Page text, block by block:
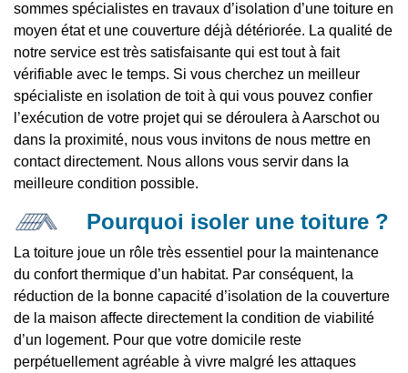
sommes spécialistes en travaux d’isolation d’une toiture en
moyen état et une couverture déjà détériorée. La qualité de
notre service est très satisfaisante qui est tout à fait
vérifiable avec le temps. Si vous cherchez un meilleur
spécialiste en isolation de toit à qui vous pouvez confier
l’exécution de votre projet qui se déroulera à Aarschot ou
dans la proximité, nous vous invitons de nous mettre en
contact directement. Nous allons vous servir dans la
meilleure condition possible.
Pourquoi isoler une toiture ?
La toiture joue un rôle très essentiel pour la maintenance
du confort thermique d’un habitat. Par conséquent, la
réduction de la bonne capacité d’isolation de la couverture
de la maison affecte directement la condition de viabilité
d’un logement. Pour que votre domicile reste
perpétuellement agréable à vivre malgré les attaques